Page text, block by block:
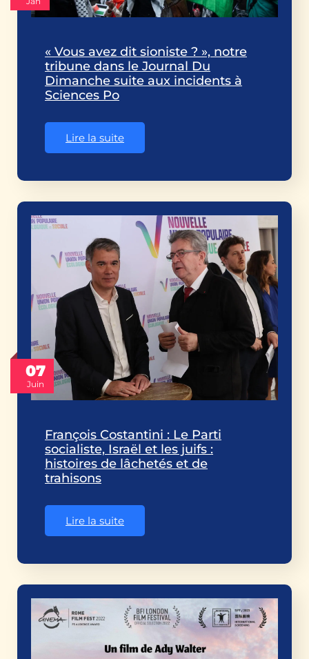
« Vous avez dit sioniste ? », notre
tribune dans le Journal Du
Dimanche suite aux incidents à
Sciences Po
Lire la suite
07
Juin
François Costantini : Le Parti
socialiste, Israël et les juifs :
histoires de lâchetés et de
trahisons
Lire la suite